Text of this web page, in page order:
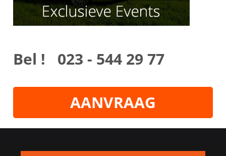
Bel ! 023 - 544 29 77
AANVRAAG